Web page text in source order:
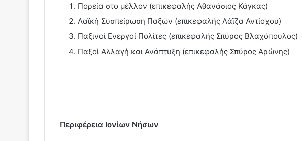
Πορεία στο μέλλον (επικεφαλής Αθανάσιος Κάγκας)
Λαϊκή Συσπείρωση Παξών (επικεφαλής Λάϊζα Αντίοχου)
Παξινοί Ενεργοί Πολίτες (επικεφαλής Σπύρος Βλαχόπουλος)
Παξοί Αλλαγή και Ανάπτυξη (επικεφαλής Σπύρος Αρώνης)
Περιφέρεια Ιονίων Νήσων